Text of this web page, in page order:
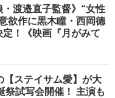
・渡邉直子監督》“女性
欲作に黒木瞳・西岡德
！《映画『月がみて
【ステイサム愛】が大
祭試写会開催！ 主演も